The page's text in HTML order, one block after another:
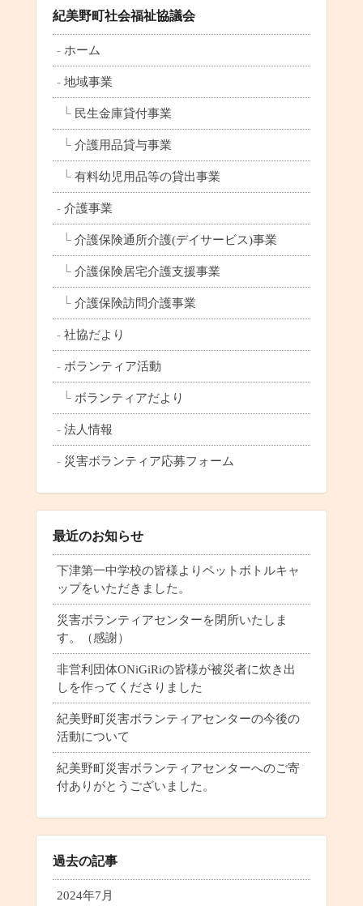
紀美野町社会福祉協議会
ホーム
地域事業
民生金庫貸付事業
介護用品貸与事業
有料幼児用品等の貸出事業
介護事業
介護保険通所介護(デイサービス)事業
介護保険居宅介護支援事業
介護保険訪問介護事業
社協だより
ボランティア活動
ボランティアだより
法人情報
災害ボランティア応募フォーム
最近のお知らせ
下津第一中学校の皆様よりペットボトルキャ
ップをいただきました。
災害ボランティアセンターを閉所いたしま
す。（感謝）
非営利団体ONiGiRiの皆様が被災者に炊き出
しを作ってくださりました
紀美野町災害ボランティアセンターの今後の
活動について
紀美野町災害ボランティアセンターへのご寄
付ありがとうございました。
過去の記事
2024年7月